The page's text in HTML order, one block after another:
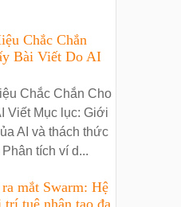
Chắc Chắn
Bài Viết Do AI
Chắc Chắn Cho
Viết Mục lục: Giới
AI và thách thức
tích ví d...
mắt Swarm: Hệ
trí tuệ nhân tạo đa